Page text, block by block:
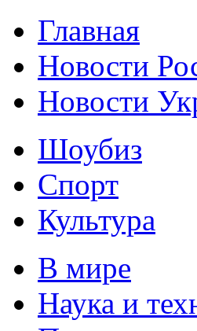
Главная
Новости
Новости
Шоубиз
Спорт
Культура
В мире
Наука и